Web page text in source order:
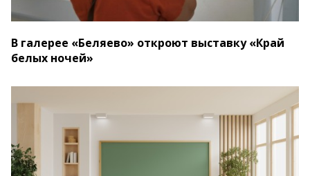
В галерее «Беляево» откроют выставку «Край
белых ночей»